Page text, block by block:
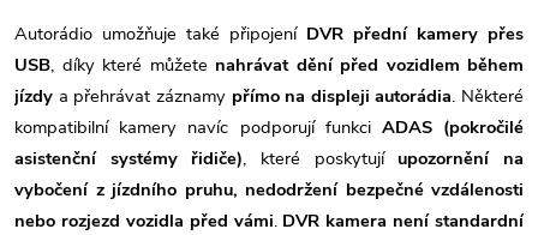
Autorádio umožňuje také připojení DVR přední kamery přes
USB, díky které můžete nahrávat dění před vozidlem během
jízdy a přehrávat záznamy přímo na displeji autorádia. Některé
kompatibilní kamery navíc podporují funkci ADAS (pokročilé
asistenční systémy řidiče), které poskytujíupozornění na
vybočení z jízdního pruhu, nedodržení bezpečné vzdálenosti
nebo rozjezd vozidla před vámi. DVR kamera není standardní